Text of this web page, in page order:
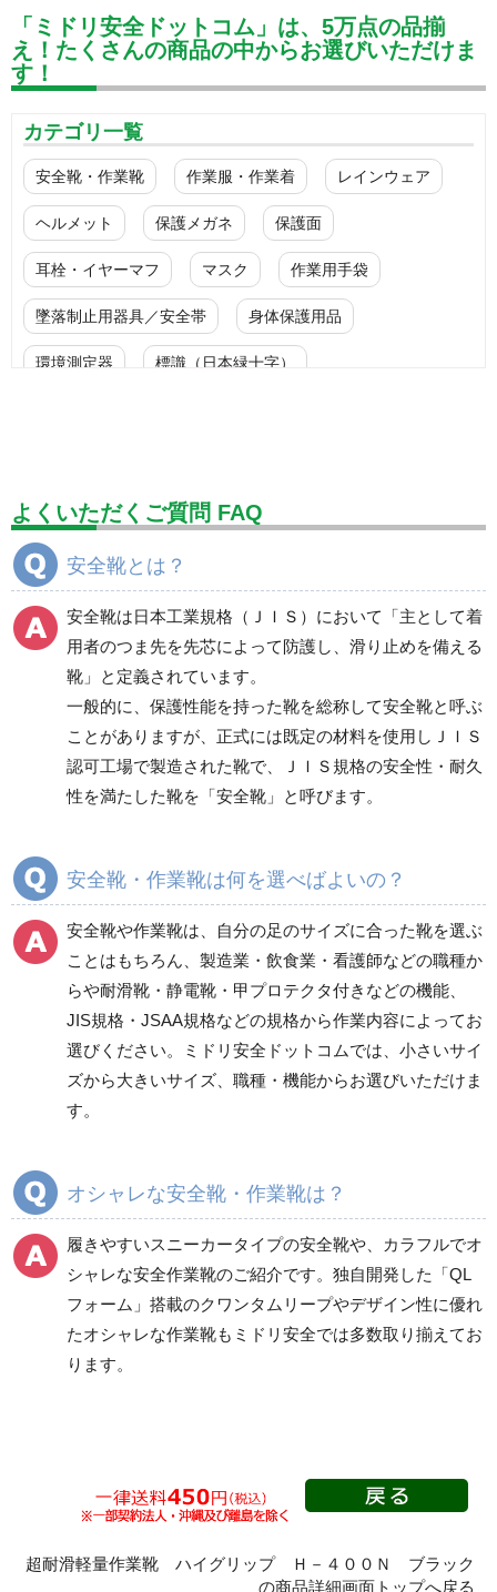
「ミドリ安全ドットコム」は、5万点の品揃
え！たくさんの商品の中からお選びいただけま
す！
カテゴリ一覧
安全靴・作業靴 作業服・作業着 レインウェア
ヘルメット 保護メガネ 保護面
耳栓・イヤーマフ マスク 作業用手袋
墜落制止用器具／安全帯 身体保護用品
環境測定器 標識（日本緑十字）
設備用品・作業補助用品 工事作業用品
分煙対策機器
電気保守用品 ワイパー クリーンルーム対策用品
防災グッズ（防災セット） 救急医療品
健康管理器具 季節商品
商品カテゴリ一覧
一般作業安全靴・エコ
タイプ
中編上靴・長編上靴
半長靴
スニーカータイプ
一般作業安全靴・スニ
ーカー型
バンドタイプ
つま先保護性能なし
一般作業安全靴・ウレ
タン底
短靴
中編上靴
半長靴
つま先保護性能なし
一般作業安全靴・ゴム2
層底
短靴
半長靴
一般作業安全靴・ゴム1
層底
短靴
つま先保護性能なし
プロスニーカー
紐タイプ
滑りにくいタイプ
よくいただくご質問 FAQ
安全靴とは？
安全靴は日本工業規格（ＪＩＳ）において「主として着
用者のつま先を先芯によって防護し、滑り止めを備える
靴」と定義されています。
一般的に、保護性能を持った靴を総称して安全靴と呼ぶ
ことがありますが、正式には既定の材料を使用しＪＩＳ
認可工場で製造された靴で、ＪＩＳ規格の安全性・耐久
性を満たした靴を「安全靴」と呼びます。
安全靴・作業靴は何を選べばよいの？
安全靴や作業靴は、自分の足のサイズに合った靴を選ぶ
ことはもちろん、製造業・飲食業・看護師などの職種か
らや耐滑靴・静電靴・甲プロテクタ付きなどの機能、
JIS規格・JSAA規格などの規格から作業内容によってお
選びください。ミドリ安全ドットコムでは、小さいサイ
ズから大きいサイズ、職種・機能からお選びいただけま
す。
オシャレな安全靴・作業靴は？
履きやすいスニーカータイプの安全靴や、
カラフルでオ
シャレな安全作業靴のご紹介です。独自開発した「QL
フォーム」搭載のクワンタムリープやデザイン性に優れ
たオシャレな作業靴もミドリ安全では多数取り揃えてお
ります。
超耐滑軽量作業靴 ハイグリップ Ｈ－４００Ｎ ブラック
の商品詳細画面トップへ戻る